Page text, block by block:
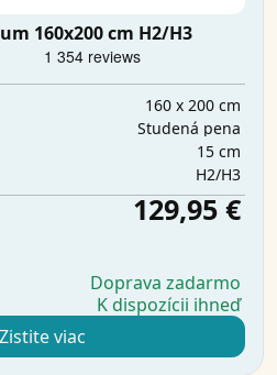
160x200 cm H2/H3
160 x 200 cm
Studená pena
15 cm
H2/H3
129,95 €
Doprava zadarmo
K dispozícii ihneď
viac